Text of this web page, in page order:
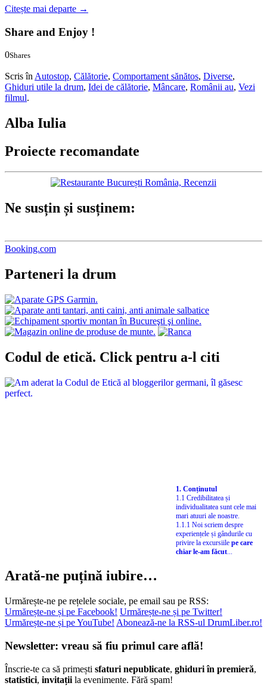
Citește mai departe →
Share and Enjoy !
0Shares
Scris înAutostop, Călătorie, Comportament sănătos, Diverse,
Ghiduri utile la drum, Idei de călătorie, Mâncare, Românii au, Vezi
filmul.
Alba Iulia
Proiecte recomandate
Ne susțin și susținem:
Booking.com
Parteneri la drum
Codul de etică. Click pentru a-l citi
1. Conținutul
1.1 Credibilitatea și
individualitatea sunt cele mai
mari atuuri ale noastre.
1.1.1 Noi scriem despre
experiențele și gândurile cu
privire la excursiile pe care
chiar le-am făcut
Arată-ne puțină iubire…
Urmărește-ne pe rețelele sociale, pe email sau pe RSS:
Urmărește-ne și pe Facebook! Urmărește-ne și pe Twitter!
Urmărește-ne și pe YouTube! Abonează-ne la RSS-ul DrumLiber.ro!
Newsletter: vreau să fiu primul care află!
Înscrie-te ca să primești sfaturi nepublicate, ghiduri în premieră,
statistici, invitații la evenimente. Fără spam!